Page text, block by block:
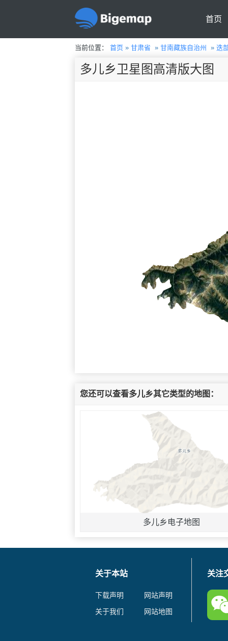
首页
当前位置： 首页» 甘肃省 » 甘南藏族自治州 » 迭
多儿乡卫星图高清版大图
您还可以查看多儿乡其它类型的地图：
多儿乡电子地图
关于本站
下载声明
网站声明
关于我们
网站地图
关注